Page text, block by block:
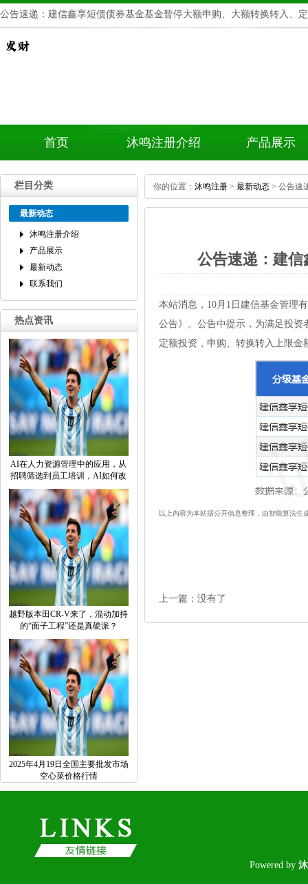
公告速递：建信鑫享短债债券基金基金暂停大额申购、大额转换转入、
首页 沐鸣注册介绍 产品展示
栏目分类
最新动态
沐鸣注册介绍
产品展示
最新动态
联系我们
热点资讯
AI在人力资源管理中的应用，从
招聘筛选到员工培训，AI如何改
越野版本田CR-V来了，混动加持
的“面子工程”还是真硬派？
2025年4月19日全国主要批发市场
空心菜价格行情
你的位置： 沐鸣注册 > 最新动态 >公告速
公告速递：建
本站消息，10月1日建信基金管理
公告》。公告中提示，为满足投资
定额投资，申购、转换转入上限金
以上内容为本站据公开信息整理，由智能算法生
上一篇：没有了
Poweredby